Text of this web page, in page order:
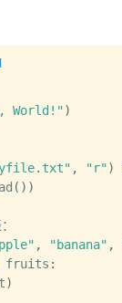
World!")
, "r")
( ) )
, "banana" ,
fruits :
)